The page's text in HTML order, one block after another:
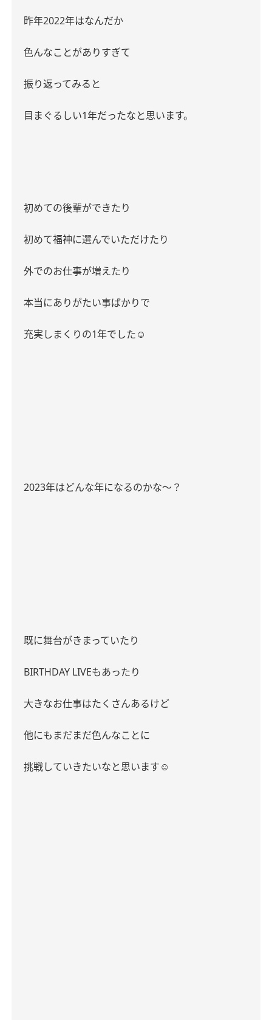
昨年2022年はなんだか
色んなことがありすぎて
振り返ってみると
目まぐるしい1年だったなと思います。
初めての後輩ができたり
初めて福神に選んでいただけたり
外でのお仕事が増えたり
本当にありがたい事ばかりで
充実しまくりの1年でした ☺︎
2023年はどんな年になるのかな〜？
既に舞台がきまっていたり
BIRTHDAY LIVEもあったり
大きなお仕事はたくさんあるけど
他にもまだまだ色んなことに
挑戦していきたいなと思います ☺︎